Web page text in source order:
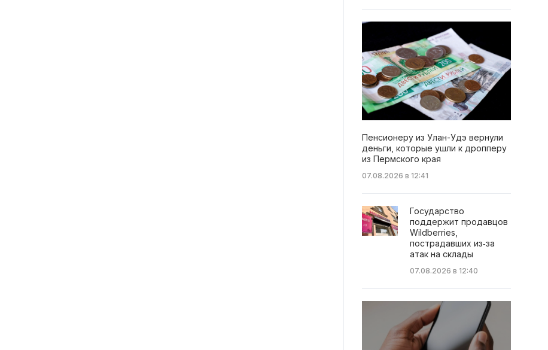
Пенсионеру из Улан-Удэ вернули
деньги, которые ушли к дропперу
из Пермского края
07.08.2026 в 12:41
Государство
поддержит продавцов
Wildberries,
пострадавших из‑за
атак на склады
07.08.2026 в 12:40